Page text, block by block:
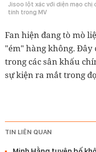
Jisoo lột xác với diện mạo
tính trong MV
Fan hiện đang tò mò
"ém" hàng không. Đây
trong các sân khấu
sự kiện ra mắt trong
TIN LIÊN QUAN